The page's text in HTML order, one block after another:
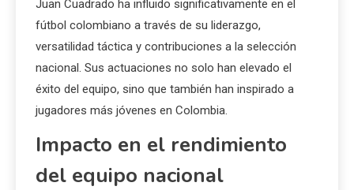
Juan Cuadrado ha influido significativamente en el
fútbol colombiano a través de su liderazgo,
versatilidad táctica y contribuciones a la selección
nacional. Sus actuaciones no solo han elevado el
éxito del equipo, sino que también han inspirado a
jugadores más jóvenes en Colombia.
Impacto en el rendimiento
del equipo nacional